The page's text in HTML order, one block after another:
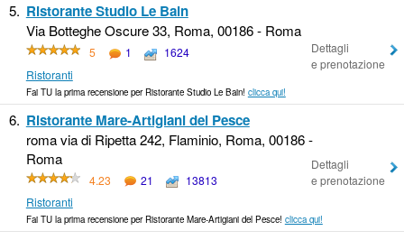
5. Ristorante Studio Le Bain
Via Botteghe Oscure 33, Roma, 00186 - Roma
5 1
1624
Ristoranti
Dettagli
e prenotazione
Fai TU la prima recensione per Ristorante Studio Le Bain! clicca qui!
6. Ristorante Mare-Artigiani del Pesce
roma via di Ripetta 242, Flaminio, Roma, 00186 -
Roma
4.23 21
13813
Ristoranti
Dettagli
e prenotazione
Fai TU la prima recensione per Ristorante Mare-Artigiani del Pesce! clicca qui!